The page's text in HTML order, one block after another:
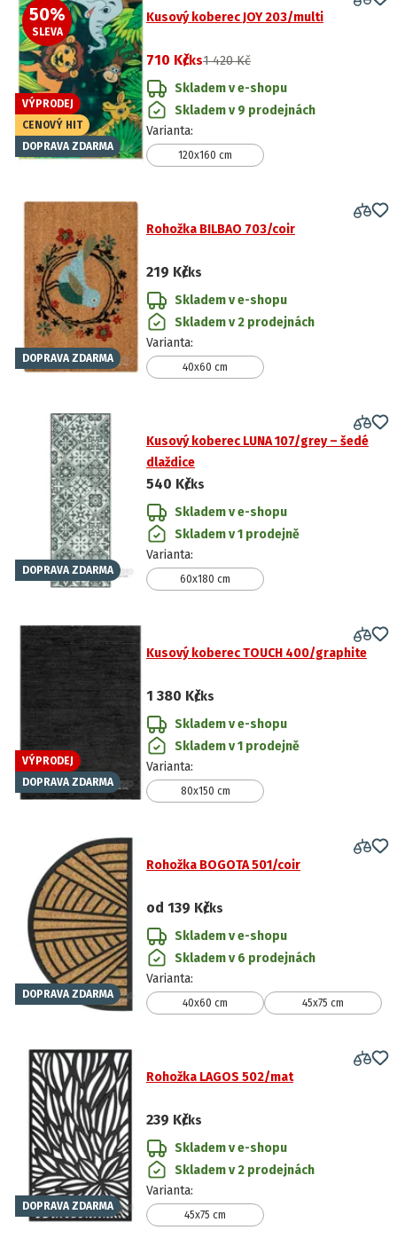
50%
SLEVA
VÝPRODEJ
CENOVÝ HIT
DOPRAVA ZDARMA
Kusový koberec JOY 203/multi
710 Kč/ks1 420 Kč
Skladem v e-shopu
Skladem v 9 prodejnách
Varianta:
120x160 cm
DOPRAVA ZDARMA
Rohožka BILBAO 703/coir
219 Kč/ks
Skladem v e-shopu
Skladem v 2 prodejnách
Varianta:
40x60 cm
DOPRAVA ZDARMA
Kusový koberec LUNA 107/grey – šedé
dlaždice
540 Kč/ks
Skladem v e-shopu
Skladem v 1 prodejně
Varianta:
60x180 cm
VÝPRODEJ
DOPRAVA ZDARMA
Kusový koberec TOUCH 400/graphite
1 380 Kč/ks
Skladem v e-shopu
Skladem v 1 prodejně
Varianta:
80x150 cm
DOPRAVA ZDARMA
Rohožka BOGOTA 501/coir
od 139 Kč/ks
Skladem v e-shopu
Skladem v 6 prodejnách
Varianta:
40x60 cm 45x75 cm
DOPRAVA ZDARMA
Rohožka LAGOS 502/mat
239 Kč/ks
Skladem v e-shopu
Skladem v 2 prodejnách
Varianta:
45x75 cm